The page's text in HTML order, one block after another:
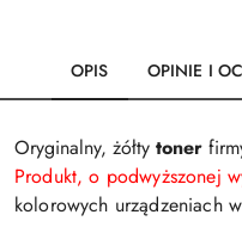
OPIS OPINIE I
Oryginalny, żółty toner
Produkt, o podwyższonej
kolorowych urządzeniach